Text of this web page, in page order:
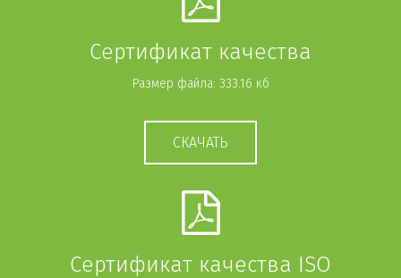
Сертификат качества
Размер файла: 333.16 кб
СКАЧАТЬ
Сертификат качества ISO